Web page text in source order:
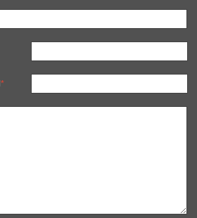
*